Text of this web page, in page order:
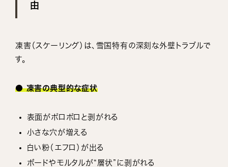
由
凍害（スケーリング）は、雪国特有の深刻な外壁トラブルで
す。
● 凍害の典型的な症状
表面がポロポロと剥がれる
小さな穴が増える
白い粉（エフロ）が出る
ボードやモルタルが“層状”に剥がれる